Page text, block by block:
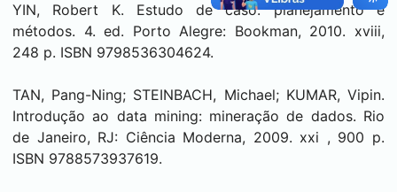
YIN, Robert K. Estudo de caso: planejamento e
métodos. 4. ed. Porto Alegre: Bookman, 2010. xviii,
248 p. ISBN 9798536304624.
TAN, Pang-Ning; STEINBACH, Michael; KUMAR, Vipin.
Introdução ao data mining: mineração de dados. Rio
de Janeiro, RJ: Ciência Moderna, 2009. xxi , 900 p.
ISBN 9788573937619.